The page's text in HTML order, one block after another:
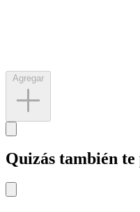
Quizás también